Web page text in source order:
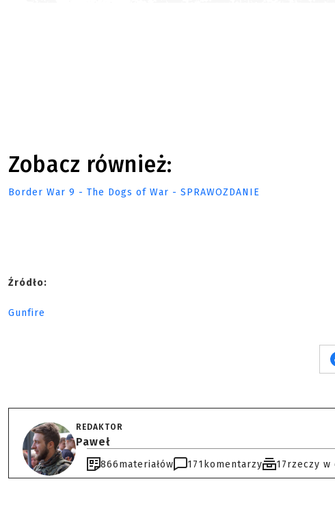
Zobacz również:
Border War 9 - The Dogs of War - SPRAWOZDANIE
Źródło:
Gunfire
REDAKTOR
Paweł
866materiałów 171 komentarzy 17rzeczy w